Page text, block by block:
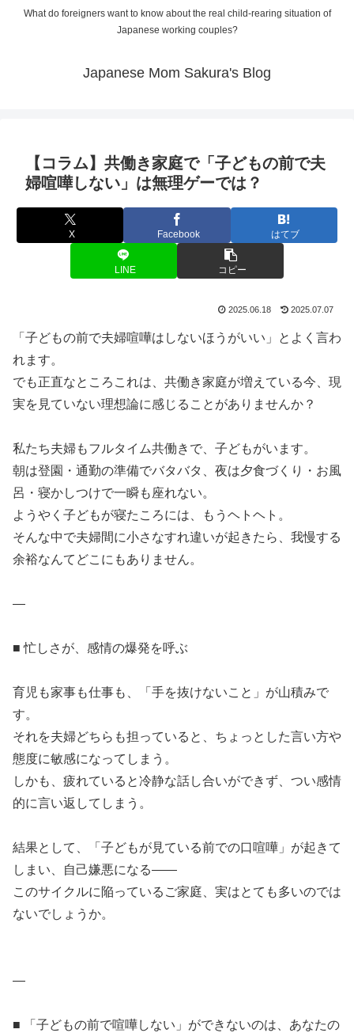
What do foreigners want to know about the real child-rearing situation of
Japanese working couples?
Japanese Mom Sakura's Blog
【コラム】共働き家庭で「子どもの前で夫
婦喧嘩しない」は無理ゲーでは？
X Facebook はてブ
LINE コピー
2025.06.18 2025.07.07
「子どもの前で夫婦喧嘩はしないほうがいい」とよく言わ
れます。
でも正直なところこれは、共働き家庭が増えている今、現
実を見ていない理想論に感じることがありませんか？
私たち夫婦もフルタイム共働きで、子どもがいます。
朝は登園・通勤の準備でバタバタ、夜は夕食づくり・お風
呂・寝かしつけで一瞬も座れない。
ようやく子どもが寝たころには、もうヘトヘト。
そんな中で夫婦間に小さなすれ違いが起きたら、我慢する
余裕なんてどこにもありません。
—
■ 忙しさが、感情の爆発を呼ぶ
育児も家事も仕事も、「手を抜けないこと」が山積みで
す。
それを夫婦どちらも担っていると、ちょっとした言い方や
態度に敏感になってしまう。
しかも、疲れていると冷静な話し合いができず、つい感情
的に言い返してしまう。
結果として、「子どもが見ている前での口喧嘩」が起きて
しまい、自己嫌悪になる――
このサイクルに陥っているご家庭、実はとても多いのでは
ないでしょうか。
—
■ 「子どもの前で喧嘩しない」ができないのは、あなたの